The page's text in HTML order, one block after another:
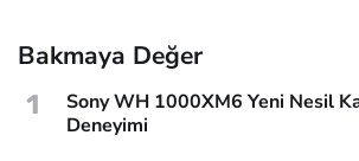
Bakmaya Değer
1
Sony WH 1000XM6 Yeni Nesil
Deneyimi